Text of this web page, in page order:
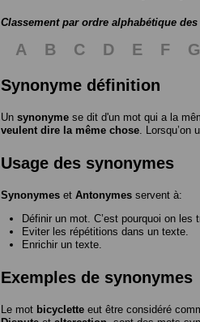
Classement par ordre alphabétique
A B C D E F G
Synonyme définition
Un synonyme se dit d'un mot qui a la
veulent dire la même chose . Lorsqu’on
Usage des synonymes
Synonymes et Antonymes servent à:
Définir un mot. C’est pourquoi on
Eviter les répétitions dans un texte.
Enrichir un texte.
Exemples de synonymes
Le mot bicyclette eut être considéré